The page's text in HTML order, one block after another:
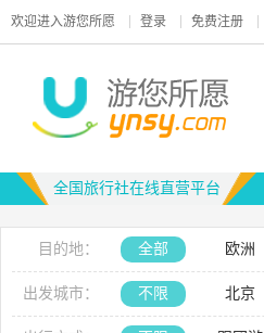
欢迎进入游您所愿 登录 免费注册
全国旅行社在线直营平台
目的地： 全部 欧洲
出发城市： 不限 北京